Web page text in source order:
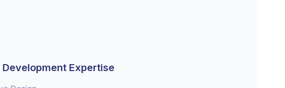
Expertise